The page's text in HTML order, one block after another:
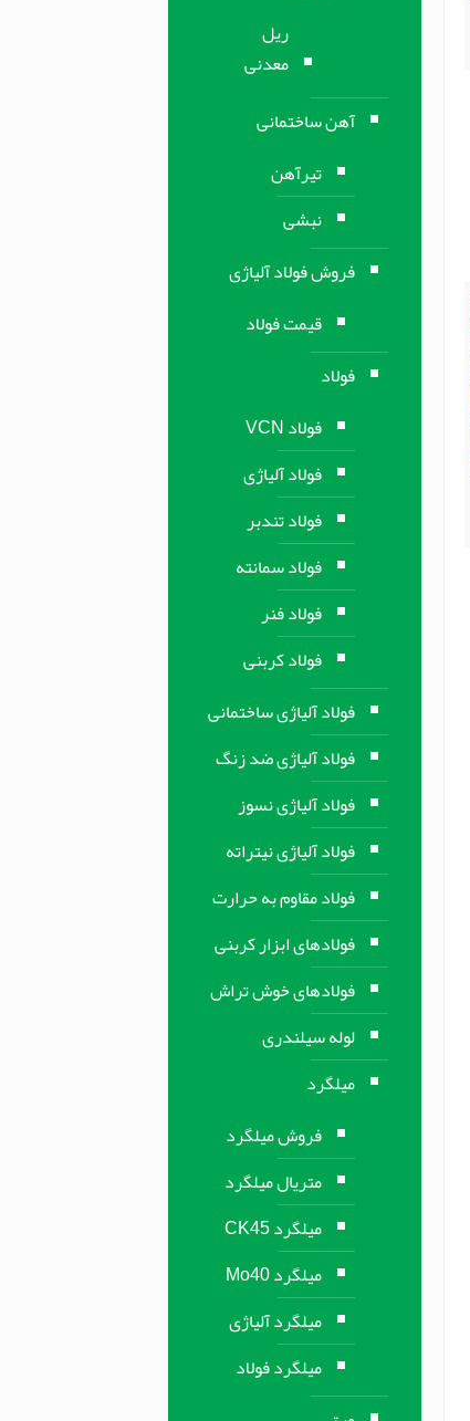
ریل
معدنی
آهن ساختمانی
تیرآهن
نبشی
فروش فولاد آلیاژی
قیمت فولاد
فولاد
فولاد VCN
فولاد آلیاژی
فولاد تندبر
فولاد سمانته
فولاد فنر
فولاد کربنی
فولاد آلیاژی ساختمانی
فولاد آلیاژی ضد زنگ
فولاد آلیاژی نسوز
فولاد آلیاژی نیتراته
فولاد مقاوم به حرارت
فولادهای ابزار کربنی
فولادهای خوش تراش
لوله سیلندری
میلگرد
فروش میلگرد
متریال میلگرد
میلگرد CK45
میلگرد Mo40
میلگرد آلیاژی
میلگرد فولاد